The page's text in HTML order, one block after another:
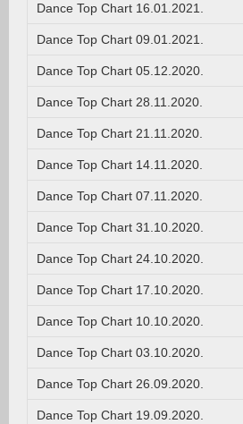
Dance Top Chart 16.01.2021.
Dance Top Chart 09.01.2021.
Dance Top Chart 05.12.2020.
Dance Top Chart 28.11.2020.
Dance Top Chart 21.11.2020.
Dance Top Chart 14.11.2020.
Dance Top Chart 07.11.2020.
Dance Top Chart 31.10.2020.
Dance Top Chart 24.10.2020.
Dance Top Chart 17.10.2020.
Dance Top Chart 10.10.2020.
Dance Top Chart 03.10.2020.
Dance Top Chart 26.09.2020.
Dance Top Chart 19.09.2020.